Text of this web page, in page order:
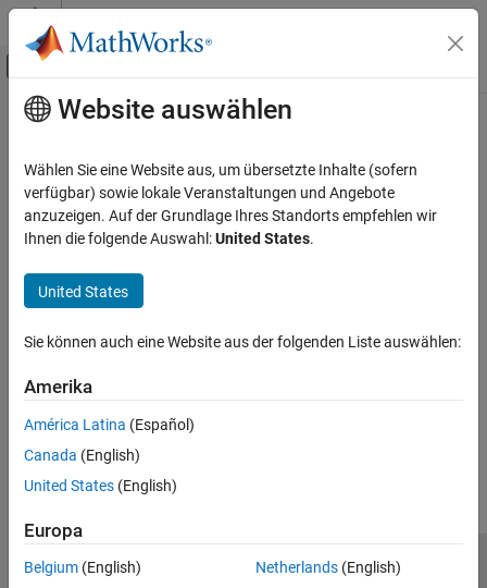
Weiter zum Inhalt
Umschaltung für Off-Canvas-
Startseite der Dokumentation
Hauptinhalt
How useful was this information?
Website auswählen
Wählen Sie eine Website aus, um übersetzte Inhalte (sofern
verfügbar) sowie lokale Veranstaltungen und Angebote
anzuzeigen. Auf der Grundlage Ihres Standorts empfehlen wir
Ihnen die folgende Auswahl:United States.
United States
Sie können auch eine Website aus der folgenden Liste auswählen:
Amerika
América Latina (Español)
Canada (English)
United States (English)
Europa
Belgium (English)
Netherlands(English)
Trust Center
Datenschutz-Richtlinien